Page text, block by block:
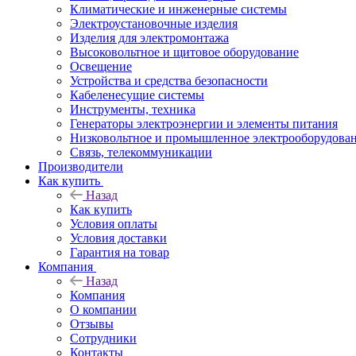
Климатические и инженерные системы
Электроустановочные изделия
Изделия для электромонтажа
Высоковольтное и щитовое оборудование
Освещение
Устройства и средства безопасности
Кабеленесущие системы
Инструменты, техника
Генераторы электроэнергии и элементы питания
Низковольтное и промышленное
Связь, телекоммуникации
Производители
Как купить
Назад
Как купить
Условия оплаты
Условия доставки
Гарантия на товар
Компания
Назад
Компания
О компании
Отзывы
Сотрудники
Контакты